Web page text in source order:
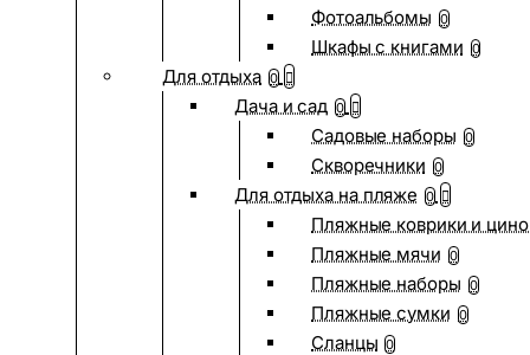
Фотоальбомы 0
Шкафы с книгами 0
Для отдыха 0
Дача и сад 0
Садовые наборы 0
Скворечники 0
Для отдыха на пляже 0
Пляжные коврики и
Пляжные мячи 0
Пляжные наборы 0
Пляжные сумки 0
Сланцы 0